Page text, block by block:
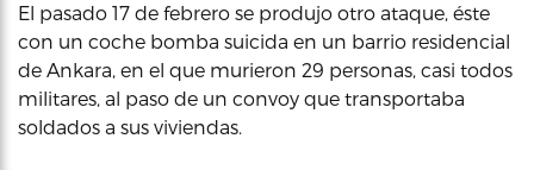
El pasado 17 de febrero se produjo otro ataque, éste
con un coche bomba suicida en un barrio residencial
de Ankara, en el que murieron 29 personas, casi todos
militares, al paso de un convoy que transportaba
soldados a sus viviendas.